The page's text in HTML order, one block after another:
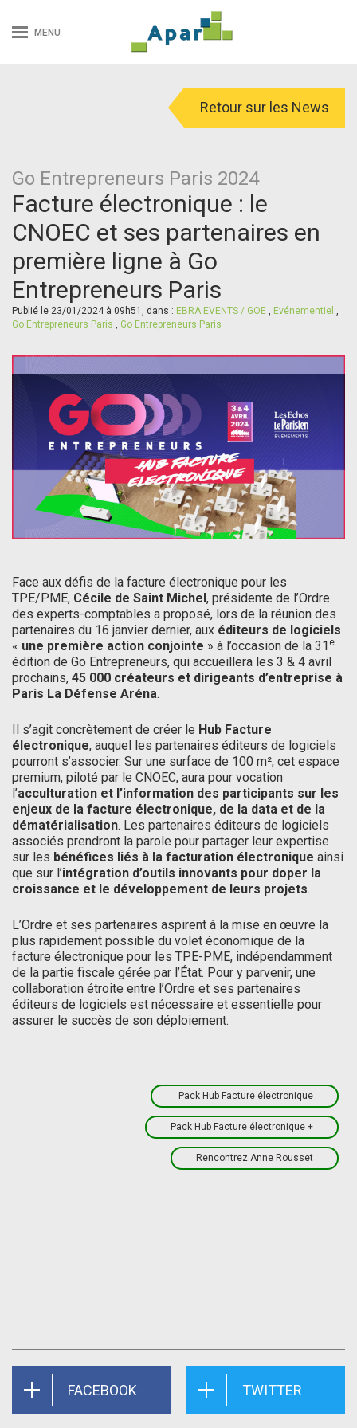
MENU
Retour sur les News
Go Entrepreneurs Paris 2024
Facture électronique : le
CNOEC et ses partenaires en
première ligne à Go
Entrepreneurs Paris
Publié le 23/01/2024 à 09h51, dans : EBRA EVENTS / GOE , Evénementiel ,
Go Entrepreneurs Paris , Go Entrepreneurs Paris
Face aux défis de la facture électronique pour les
TPE/PME, Cécile de Saint Michel, présidente de l’Ordre
des experts-comptables a proposé, lors de la réunion des
partenaires du 16 janvier dernier, aux éditeurs de logiciels
« une première action conjointe » à l’occasion de la 31 e
édition de Go Entrepreneurs, qui accueillera les 3 & 4 avril
prochains, 45 000 créateurs et dirigeants d’entreprise à
Paris La Défense Aréna.
Il s’agit concrètement de créer le Hub Facture
électronique, auquel les partenaires éditeurs de logiciels
pourront s’associer. Sur une surface de 100 m², cet espace
premium, piloté par le CNOEC, aura pour vocation
l’acculturation et l’information des participants sur les
enjeux de la facture électronique, de la data et de la
dématérialisation. Les partenaires éditeurs de logiciels
associés prendront la parole pour partager leur expertise
sur les bénéfices liés à la facturation électronique ainsi
que sur l’intégration d’outils innovants pour doper la
croissance et le développement de leurs projets.
L’Ordre et ses partenaires aspirent à la mise en œuvre la
plus rapidement possible du volet économique de la
facture électronique pour les TPE-PME, indépendamment
de la partie fiscale gérée par l’État. Pour y parvenir, une
collaboration étroite entre l’Ordre et ses partenaires
éditeurs de logiciels est nécessaire et essentielle pour
assurer le succès de son déploiement.
Pack Hub Facture électronique
Pack Hub Facture électronique +
Rencontrez Anne Rousset
FACEBOOK TWITTER